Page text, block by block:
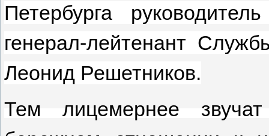
Петербурга
генерал-лейтенант
Леонид Решетников.
Тем лицемернее